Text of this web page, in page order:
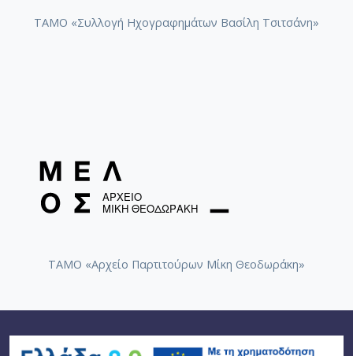
ΤΑΜΟ «Συλλογή Ηχογραφημάτων Βασίλη Τσιτσάνη»
ΤΑΜΟ «Αρχείο Παρτιτούρων Μίκη Θεοδωράκη»